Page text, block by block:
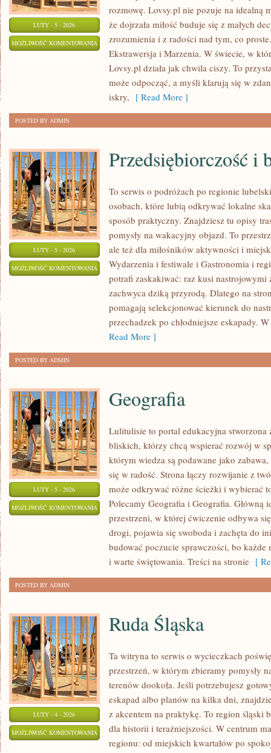
LUTY - 5 - 2026
MOŻLIWOŚĆ KOMENTOWANIA
NIEPOKÓJ
rozmowę. Lovsy.pl nie pozuje na idealną
że dojrzała miłość buduje się z małych
zrozumienia i z radości nad tym, co
Ekstrawersja i Marzenia. W świecie, w
Lovsy.pl działa jak chwila ciszy. To
może odpocząć, a myśli klarują się w
iskry, [ Read More ]
POSTED BY ADMIN
LUTY - 5 - 2026
MOŻLIWOŚĆ KOMENTOWANIA PRZEDSIĘBIORCZOŚĆ
BIZNES
Przedsiębiorczość i
To serwis o podróżach po regionie
osobach, które lubią odkrywać lokalne
sposób praktyczny. Znajdziesz tu opisy
pomysły na wakacyjny objazd. To
ale też dla miłośników aktywności i
Wydarzenia i festiwale i Gastronomia i
potrafi zaskakiwać: raz kusi
zachwyca dziką przyrodą. Dlatego na
pomagają selekcjonować kierunek do
przechadzek po chłodniejsze eskapady.
Read More ]
POSTED BY ADMIN
LUTY - 5 - 2026
MOŻLIWOŚĆ KOMENTOWANIA GEOGRAFIA
Geografia
Lulitulisie to portal edukacyjna stworzona
bliskich, którzy chcą wspierać rozwój w
którym wiedza są podawane jako
się w radość. Strona łączy rozwijanie z
może odkrywać różne ścieżki i wybierać
Polecamy Geografia i Geografia. Główną
przestrzeni, w której ćwiczenie odbywa
drogi, pojawia się swoboda i zachęta do
budować poczucie sprawczości, bo każde
i warte świętowania. Treści na stronie [
POSTED BY ADMIN
LUTY - 4 - 2026
MOŻLIWOŚĆ KOMENTOWANIA RUDA
ŚLĄSKA
Ruda Śląska
Ta witryna to serwis o wycieczkach
przestrzeń, w którym zbieramy pomysły
terenów dookoła. Jeśli potrzebujesz
eskapad albo planów na kilka dni,
z akcentem na praktykę. To region śląski
dla historii i teraźniejszości. W centrum
regionu: od miejskich kwartałów po